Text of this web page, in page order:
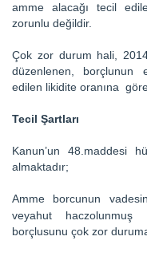
amme alacağı tecil
zorunlu değildir.
Çok zor durum hali,
düzenlenen, borçlunun
edilen likidite oranına
Tecil Şartları
Kanun’un 48.maddesi
almaktadır;
Amme borcunun
veyahut haczolunmuş
borçlusunu çok zor